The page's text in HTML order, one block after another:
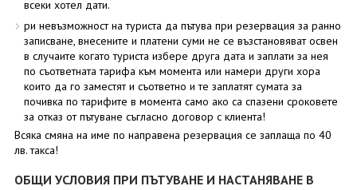
всеки хотел дати.
ри невъзможност на туриста да пътува при резервация за ранно
записване, внесените и платени суми не се възстановяват освен
в случаите когато туриста избере друга дата и заплати за нея
по съответната тарифа към момента или намери други хора
които да го заместят и съответно и те заплатят сумата за
почивка по тарифите в момента само ако са спазени сроковете
за отказ от пътуване съгласно договор с клиента!
Всяка смяна на име по направена резервация се заплаща по 40
лв. такса!
ОБЩИ УСЛОВИЯ ПРИ ПЪТУВАНЕ И НАСТАНЯВАНЕ В